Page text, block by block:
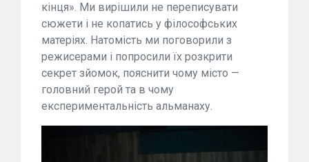
кінця». Ми вирішили не переписувати
сюжети і не копатись у філософських
матеріях. Натомість ми поговорили з
режисерами і попросили їх розкрити
секрет зйомок, пояснити чому місто —
головний герой та в чому
експериментальність альманаху.